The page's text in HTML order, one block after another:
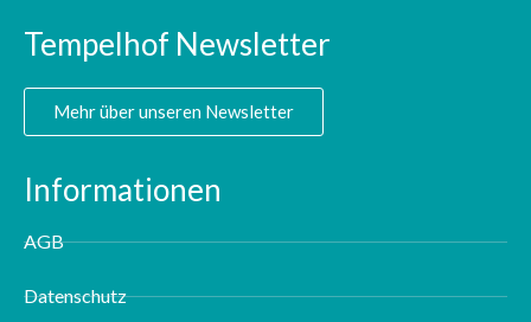
Tempelhof Newsletter
Mehr über unseren Newsletter
Informationen
AGB
Datenschutz